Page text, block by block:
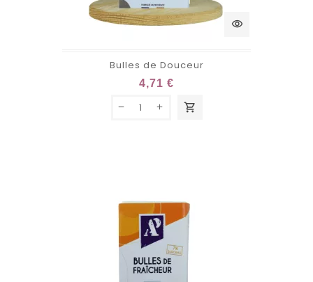
visibility
Bulles de Douceur
4,71 €
shopping_cart